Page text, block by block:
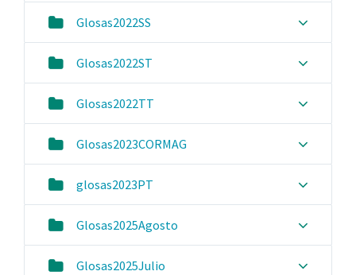
Glosas2022SS
Glosas2022ST
Glosas2022TT
Glosas2023CORMAG
glosas2023PT
Glosas2025Agosto
Glosas2025Julio